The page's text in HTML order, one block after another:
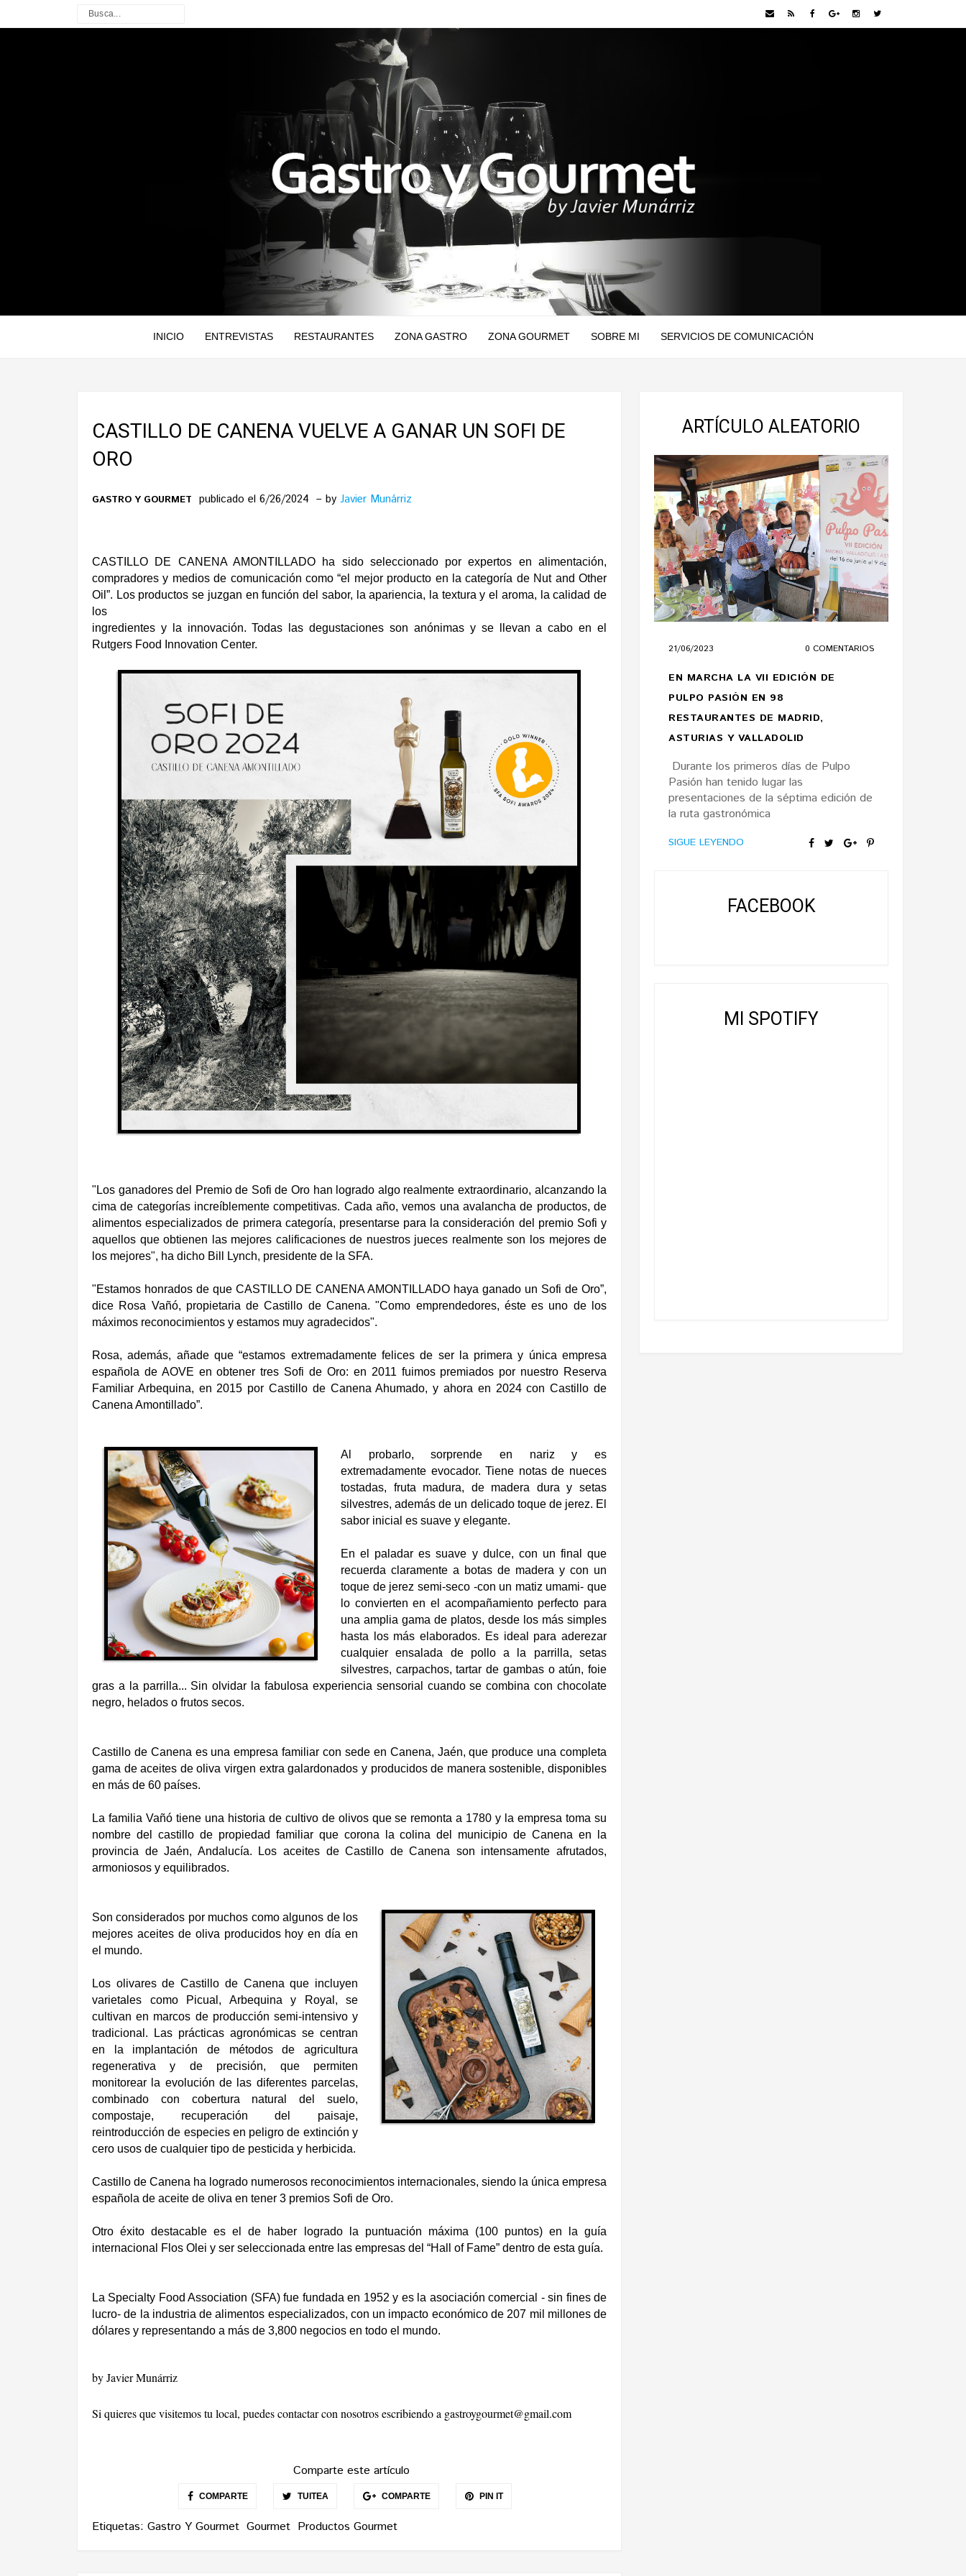
INICIO ENTREVISTAS RESTAURANTES ZONA GASTRO ZONA GOURMET SOBRE MI SERVICIOS DE COMUNICACIÓN
CASTILLO DE CANENA VUELVE A GANAR UN SOFI DE
ORO
GASTRO Y GOURMET publicado el 6/26/2024 by Javier Munárriz
CASTILLO DE CANENA AMONTILLADO ha sido seleccionado por expertos en alimentación,
compradores y medios de comunicación como “el mejor producto en la categoría de Nut and Other
Oil”. Los productos se juzgan en función del sabor, la apariencia, la textura y el aroma, la calidad de
los
ingredientes y la innovación. Todas las degustaciones son anónimas y se llevan a cabo en el
Rutgers Food Innovation Center.
"Los ganadores del Premio de Sofi de Oro han logrado algo realmente extraordinario, alcanzando la
cima de categorías increíblemente competitivas. Cada año, vemos una avalancha de productos, de
alimentos especializados de primera categoría, presentarse para la consideración del premio Sofi y
aquellos que obtienen las mejores calificaciones de nuestros jueces realmente son los mejores de
los mejores", ha dicho Bill Lynch, presidente de la SFA.
"Estamos honrados de que CASTILLO DE CANENA AMONTILLADO haya ganado un Sofi de Oro”,
dice Rosa Vañó, propietaria de Castillo de Canena. "Como emprendedores, éste es uno de los
máximos reconocimientos y estamos muy agradecidos".
Rosa, además, añade que “estamos extremadamente felices de ser la primera y única empresa
española de AOVE en obtener tres Sofi de Oro: en 2011 fuimos premiados por nuestro Reserva
Familiar Arbequina, en 2015 por Castillo de Canena Ahumado, y ahora en 2024 con Castillo de
Canena Amontillado”.
Al probarlo, sorprende en nariz y es
extremadamente evocador. Tiene notas de nueces
tostadas, fruta madura, de madera dura y setas
silvestres, además de un delicado toque de jerez. El
sabor inicial es suave y elegante.
En el paladar es suave y dulce, con un final que
recuerda claramente a botas de madera y con un
toque de jerez semi-seco -con un matiz umami- que
lo convierten en el acompañamiento perfecto para
una amplia gama de platos, desde los más simples
hasta los más elaborados. Es ideal para aderezar
cualquier ensalada de pollo a la parrilla, setas
silvestres, carpachos, tartar de gambas o atún, foie
gras a la parrilla... Sin olvidar la fabulosa experiencia sensorial cuando se combina con chocolate
negro, helados o frutos secos.
Castillo de Canena es una empresa familiar con sede en Canena, Jaén, que produce una completa
gama de aceites de oliva virgen extra galardonados y producidos de manera sostenible, disponibles
en más de 60 países.
La familia Vañó tiene una historia de cultivo de olivos que se remonta a 1780 y la empresa toma su
nombre del castillo de propiedad familiar que corona la colina del municipio de Canena en la
provincia de Jaén, Andalucía. Los aceites de Castillo de Canena son intensamente afrutados,
armoniosos y equilibrados.
Son considerados por muchos como algunos de los
mejores aceites de oliva producidos hoy en día en
el mundo.
Los olivares de Castillo de Canena que incluyen
varietales como Picual, Arbequina y Royal, se
cultivan en marcos de producción semi-intensivo y
tradicional. Las prácticas agronómicas se centran
en la implantación de métodos de agricultura
regenerativa y de precisión, que permiten
monitorear la evolución de las diferentes parcelas,
combinado con cobertura natural del suelo,
compostaje, recuperación del paisaje,
reintroducción de especies en peligro de extinción y
cero usos de cualquier tipo de pesticida y herbicida.
Castillo de Canena ha logrado numerosos reconocimientos internacionales, siendo la única empresa
española de aceite de oliva en tener 3 premios Sofi de Oro.
Otro éxito destacable es el de haber logrado la puntuación máxima (100 puntos) en la guía
internacional Flos Olei y ser seleccionada entre las empresas del “Hall of Fame” dentro de esta guía.
La Specialty Food Association (SFA) fue fundada en 1952 y es la asociación comercial - sin fines de
lucro- de la industria de alimentos especializados, con un impacto económico de 207 mil millones de
dólares y representando a más de 3,800 negocios en todo el mundo.
by Javier Munárriz
Si quieres que visitemos tu local, puedes contactar con nosotros escribiendo a gastroygourmet@gmail.com
Comparte este artículo
COMPARTE TUITEA COMPARTE PIN IT
Etiquetas: Gastro Y Gourmet Gourmet Productos Gourmet
ARTÍCULO ALEATORIO
21/06/2023 0 COMENTARIOS
EN MARCHA LA VII EDICIÓN DE
PULPO PASIÓN EN 98
RESTAURANTES DE MADRID,
ASTURIAS Y VALLADOLID
Durante los primeros días de Pulpo
Pasión han tenido lugar las
presentaciones de la séptima edición de
la ruta gastronómica
SIGUE LEYENDO
FACEBOOK
MI SPOTIFY